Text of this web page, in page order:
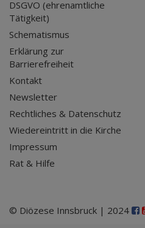
DSGVO (ehrenamtliche
Tätigkeit)
Schematismus
Erklärung zur
Barrierefreiheit
Kontakt
Newsletter
Rechtliches & Datenschutz
Wiedereintritt in die Kirche
Impressum
Rat & Hilfe
© Diözese Innsbruck | 2024